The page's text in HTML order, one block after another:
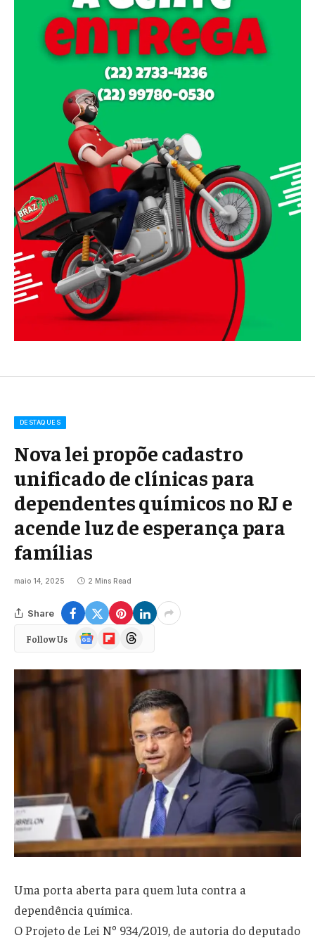
DESTAQUES
Nova lei propõe cadastro
unificado de clínicas para
dependentes químicos no RJ e
acende luz de esperança para
famílias
maio 14, 2025 2 Mins Read
Share
Follow Us
Google
News
FlipboardThreads
Uma porta aberta para quem luta contra a
dependência química.
O Projeto de Lei Nº 934/2019, de autoria do deputado